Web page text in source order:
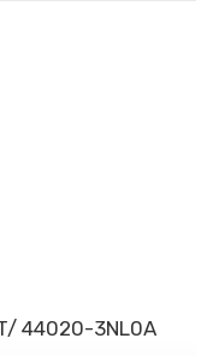
44020-3NL0A